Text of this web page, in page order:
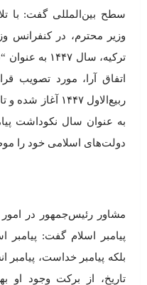
سطح بین‌المللی گفت: با
وزیر محترم، در کنفرانس
ترکیه، سال
اتفاق آرا، مورد تصویب
به عنوان سال نکوداشت
دولت‌های اسلامی خود را
مشاور رئیس‌جمهور در امور
پیامبر اسلام گفت: پیامبر
بلکه پیامبر خداست،
تاریخ، از برکت وجود او